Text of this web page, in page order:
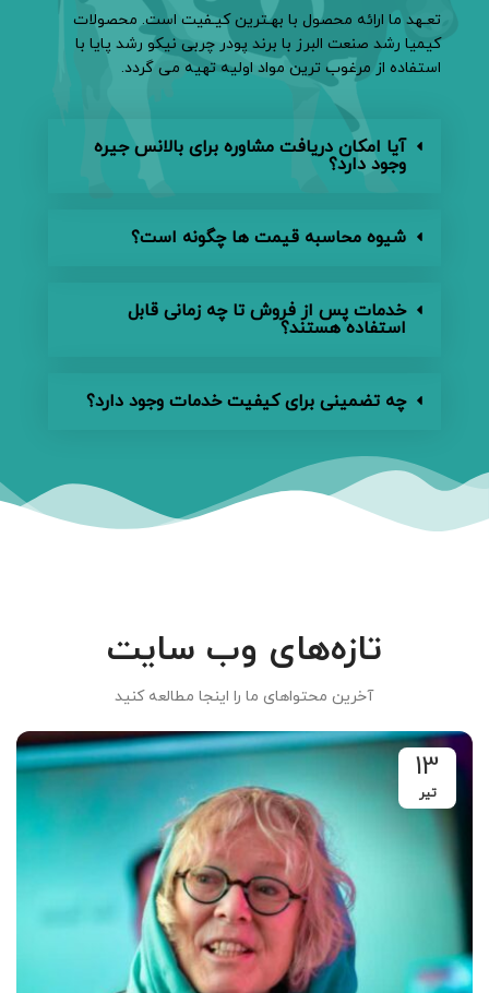
تعـهد ما ارائه محصول با بهـترین کیـفیت است. محصولات
کیمیا رشد صنعت البرز با برند پودر چربی نیکو رشد پایا با
استفاده از مرغوب ترین مواد اولیه تهیه می گردد.
آیا امکان دریافت مشاوره برای بالانس جیره
وجود دارد؟
شیوه محاسبه قیمت ها چگونه است؟
خدمات پس از فروش تا چه زمانی قابل
استفاده هستند؟
چه تضمینی برای کیفیت خدمات وجود دارد؟
تازه‌های وب سایت
آخرین محتواهای ما را اینجا مطالعه کنید
13
تیر